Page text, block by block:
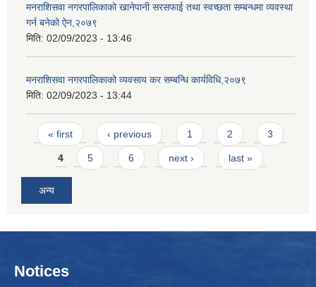
मनराशिसवा नगरपालिकाको खानेपानी सरसफाई तथा स्वच्छता सम्बन्धमा व्यवस्था
गर्न बनेको ऐन,२०७९
मिति: 02/09/2023 - 13:46
मनराशिसवा नगरपालिकाको व्यवसाय कर सम्बन्धि कार्यविधि,२०७९
मिति: 02/09/2023 - 13:44
Pages
« first ‹ previous 1 2 3
4 5 6 next › last »
अन्य
Notices